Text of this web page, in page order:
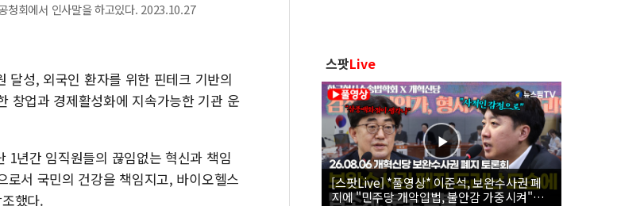
청회에서 인사말을 하고있다. 2023.10.27
달성, 외국인 환자를 위한 핀테크 기반의
창업과 경제활성화에 지속가능한 기관 운
1년간 임직원들의 끊임없는 혁신과 책임
서 국민의 건강을 책임지고, 바이오헬스
했다.
스팟Live
[스팟Live] *풀영상* 이준석, 보완수사권 폐
지에 "민주당 개악입법, 불안감 가중시켜"｜